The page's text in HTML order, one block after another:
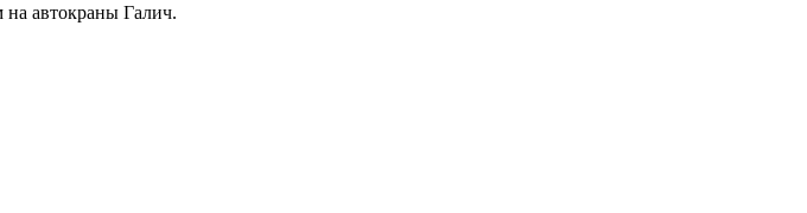
на автокраны Галич.